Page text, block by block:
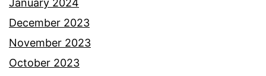
January 2024
December 2023
November 2023
October 2023